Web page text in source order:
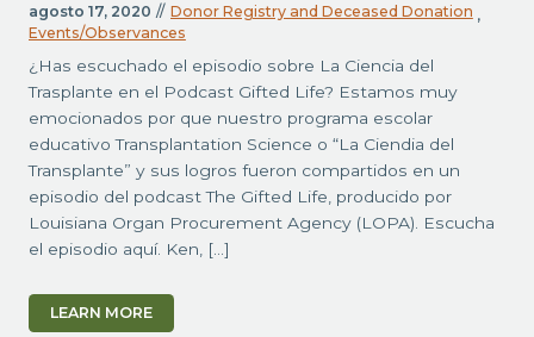
agosto 17, 2020 // Donor Registry and Deceased Donation ,
Events/Observances
¿Has escuchado el episodio sobre La Ciencia del
Trasplante en el Podcast Gifted Life? Estamos muy
emocionados por que nuestro programa escolar
educativo Transplantation Science o “La Ciendia del
Transplante” y sus logros fueron compartidos en un
episodio del podcast The Gifted Life, producido por
Louisiana Organ Procurement Agency (LOPA). Escucha
el episodio aquí. Ken, […]
LEARN MORE